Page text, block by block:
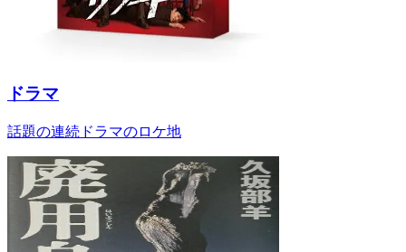
ドラマ
話題の連続ドラマのロケ地